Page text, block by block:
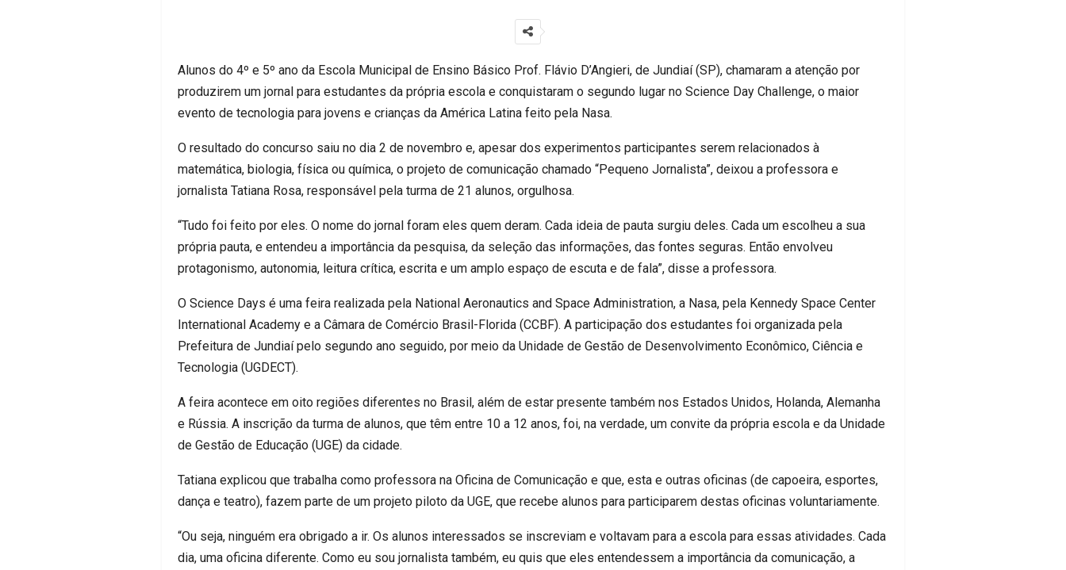
Alunos do 4º e 5º ano da Escola Municipal de Ensino Básico Prof. Flávio D’Angieri, de Jundiaí (SP), chamaram a atenção por
produzirem um jornal para estudantes da própria escola e conquistaram o segundo lugar no Science Day Challenge, o maior
evento de tecnologia para jovens e crianças da América Latina feito pela Nasa.
O resultado do concurso saiu no dia 2 de novembro e, apesar dos experimentos participantes serem relacionados à
matemática, biologia, física ou química, o projeto de comunicação chamado “Pequeno Jornalista”, deixou a professora e
jornalista Tatiana Rosa, responsável pela turma de 21 alunos, orgulhosa.
“Tudo foi feito por eles. O nome do jornal foram eles quem deram. Cada ideia de pauta surgiu deles. Cada um escolheu a sua
própria pauta, e entendeu a importância da pesquisa, da seleção das informações, das fontes seguras. Então envolveu
protagonismo, autonomia, leitura crítica, escrita e um amplo espaço de escuta e de fala”, disse a professora.
O Science Days é uma feira realizada pela National Aeronautics and Space Administration, a Nasa, pela Kennedy Space Center
International Academy e a Câmara de Comércio Brasil-Florida (CCBF). A participação dos estudantes foi organizada pela
Prefeitura de Jundiaí pelo segundo ano seguido, por meio da Unidade de Gestão de Desenvolvimento Econômico, Ciência e
Tecnologia (UGDECT).
A feira acontece em oito regiões diferentes no Brasil, além de estar presente também nos Estados Unidos, Holanda, Alemanha
e Rússia. A inscrição da turma de alunos, que têm entre 10 a 12 anos, foi, na verdade, um convite da própria escola e da Unidade
de Gestão de Educação (UGE) da cidade.
Tatiana explicou que trabalha como professora na Oficina de Comunicação e que, esta e outras oficinas (de capoeira, esportes,
dança e teatro), fazem parte de um projeto piloto da UGE, que recebe alunos para participarem destas oficinas voluntariamente.
“Ou seja, ninguém era obrigado a ir. Os alunos interessados se inscreviam e voltavam para a escola para essas atividades. Cada
dia, uma oficina diferente. Como eu sou jornalista também, eu quis que eles entendessem a importância da comunicação, a